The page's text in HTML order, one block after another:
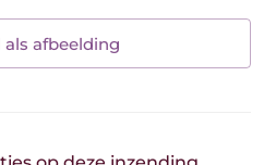
als afbeelding